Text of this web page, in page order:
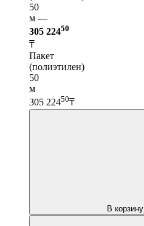
50
м —
305 22450
₸
Пакет
(полиэтилен)
50
м
305 22450₸
В корзину